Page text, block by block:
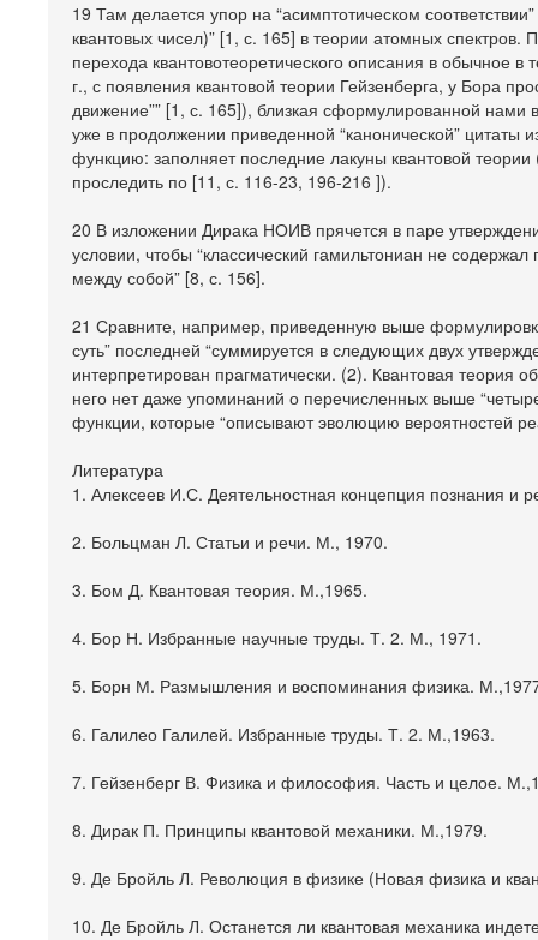
19 Там делается упор на “асимптотическом
квантовых чисел)” [1, с. 165] в теории атомных
перехода квантовотеоретического описания в обычное
г., с появления квантовой теории Гейзенберга, у Бора
движение”” [1, с. 165]), близкая сформулированной нами
уже в продолжении приведенной “канонической” цитаты
функцию: заполняет последние лакуны квантовой
проследить по [11, с. 116-23, 196-216 ]).
20 В изложении Дирака НОИВ прячется в паре
условии, чтобы “классический гамильтониан не
между собой” [8, с. 156].
21 Сравните, например, приведенную выше
суть” последней “суммируется в следующих двух
интерпретирован прагматически. (2). Квантовая
него нет даже упоминаний о перечисленных выше
функции, которые “описывают эволюцию вероятностей
Литература
1. Алексеев И.С. Деятельностная концепция познания и
2. Больцман Л. Статьи и речи. М., 1970.
3. Бом Д. Квантовая теория. М.,1965.
4. Бор Н. Избранные научные труды. Т. 2. М., 1971.
5. Борн М. Размышления и воспоминания физика.
6. Галилео Галилей. Избранные труды. Т. 2. М.,1963.
7. Гейзенберг В. Физика и философия. Часть и целое.
8. Дирак П. Принципы квантовой механики. М.,1979.
9. Де Бройль Л. Революция в физике (Новая физика и
10. Де Бройль Л. Останется ли квантовая механика